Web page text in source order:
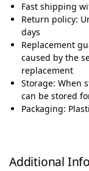
Fast shipping
Return policy:
days
Replacement
caused by the
replacement
Storage: When
can be stored
Packaging:
Additional